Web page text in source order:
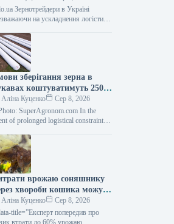
з логістикою —
Зернотрейдери в Україні
на ускладнення логістики
український
наразі не показує ознак
зберігання зерна в
коштуватимуть 250-
грн/т за наявності
труднощів —
Аліна Куценко
Сер 8, 2026
SuperAgronom.com In the
of prolonged logistical constraints,
to increase grain storage
врожаю соняшнику
хвороби кошика можуть
60% — фахівець —
Аліна Куценко
Сер 8, 2026
title=”Експерт попередив про
втрати до 60% урожаю